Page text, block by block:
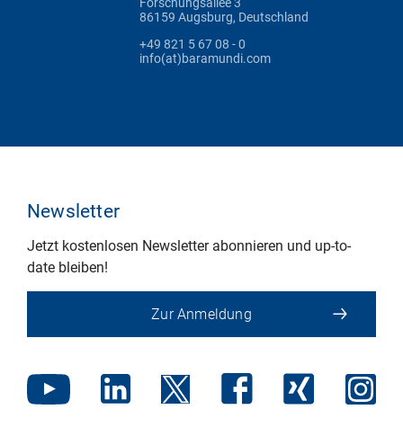
86159 Augsburg, Deutschland
+49 821 5 67 08 - 0
info(at)baramundi.com
Newsletter
Jetzt kostenlosen Newsletter abonnieren und up-to-
date bleiben!
Zur Anmeldung